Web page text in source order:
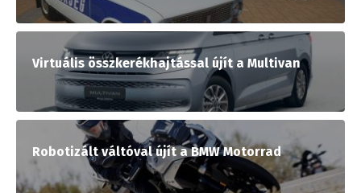
Virtuális összkerékhajtással újít a Multivan
Robotizált váltóval újít a BMW Motorrad